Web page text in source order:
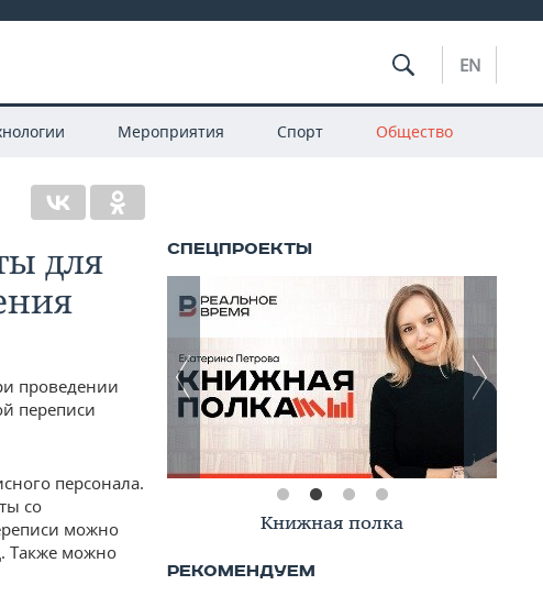
EN
Мероприятия Спорт Общество
для
проведении
переписи
персонала.
со
можно
Также можно
Книжная полка